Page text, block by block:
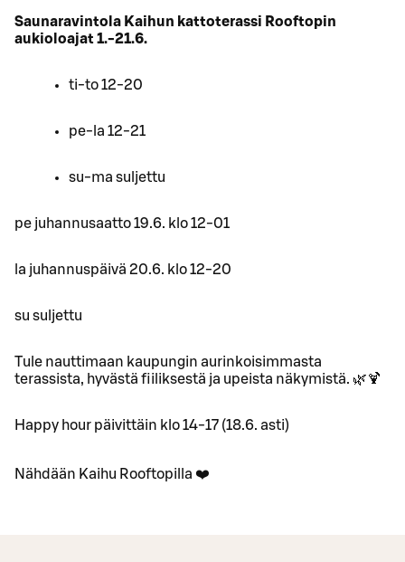
Saunaravintola Kaihun kattoterassi Rooftopin
aukioloajat 1.-21.6.
ti-to 12-20
pe-la 12-21
su-ma suljettu
pe juhannusaatto 19.6. klo 12-01
la juhannuspäivä 20.6. klo 12-20
su suljettu
Tule nauttimaan kaupungin aurinkoisimmasta
terassista, hyvästä fiiliksestä ja upeista näkymistä. 🌿🍹
Happy hour päivittäin klo 14-17 (18.6. asti)
Nähdään Kaihu Rooftopilla ❤️